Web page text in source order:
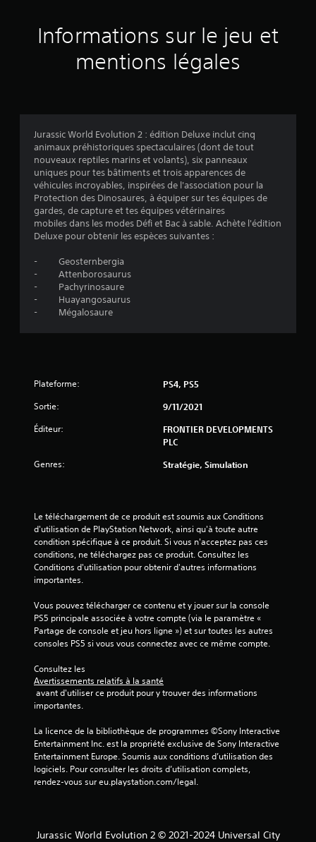
a
4
l
u
r
(
9
2
v
i
Informations sur le jeu et
mentions légales
Jurassic World Evolution 2 : édition Deluxe inclut cinq
animaux préhistoriques spectaculaires (dont de tout
nouveaux reptiles marins et volants), six panneaux
uniques pour tes bâtiments et trois apparences de
véhicules incroyables, inspirées de l'association pour la
Protection des Dinosaures, à équiper sur tes équipes de
gardes, de capture et tes équipes vétérinaires
mobiles dans les modes Défi et Bac à sable. Achète l'édition
Deluxe pour obtenir les espèces suivantes :
- Geosternbergia
- Attenborosaurus
- Pachyrinosaure
- Huayangosaurus
- Mégalosaure
Plateforme: PS4, PS5
Sortie: 9/11/2021
Éditeur:
FRONTIER DEVELOPMENTS
PLC
Genres: Stratégie, Simulation
Le téléchargement de ce produit est soumis aux Conditions
d'utilisation de PlayStation Network, ainsi qu'à toute autre
condition spécifique à ce produit. Si vous n'acceptez pas ces
conditions, ne téléchargez pas ce produit. Consultez les
Conditions d'utilisation pour obtenir d'autres informations
importantes.
Vous pouvez télécharger ce contenu et y jouer sur la console
PS5 principale associée à votre compte (via le paramètre «
Partage de console et jeu hors ligne ») et sur toutes les autres
consoles PS5 si vous vous connectez avec ce même compte.
Consultez les
Avertissements relatifs à la santé
importantes.
La licence de la bibliothèque de programmes ©Sony Interactive
Entertainment Inc. est la propriété exclusive de Sony Interactive
Entertainment Europe. Soumis aux conditions d’utilisation des
logiciels. Pour consulter les droits d’utilisation complets,
rendez-vous sur eu.playstation.com/legal.
Jurassic World Evolution 2 © 2021-2024 Universal City